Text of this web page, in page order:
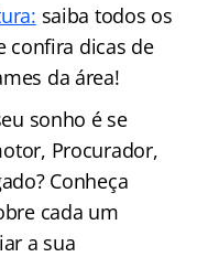
saiba todos os
confira dicas de
da área!
sonho é se
Procurador,
Conheça
cada um
a sua